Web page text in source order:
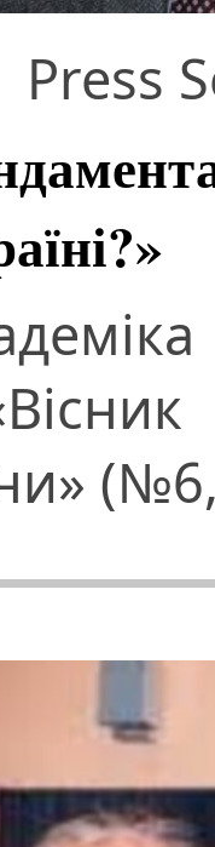
Press